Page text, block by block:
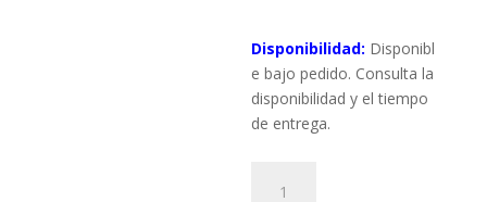
Disponibilidad: Disponibl
e bajo pedido. Consulta la
disponibilidad y el tiempo
de entrega.